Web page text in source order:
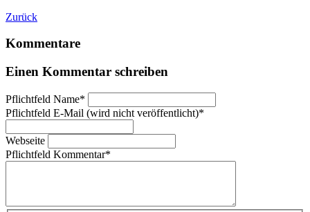
Zurück
Kommentare
Einen Kommentar schreiben
Pflichtfeld Name*
Pflichtfeld E-Mail (wird nicht veröffentlicht)*
Webseite
Pflichtfeld Kommentar*